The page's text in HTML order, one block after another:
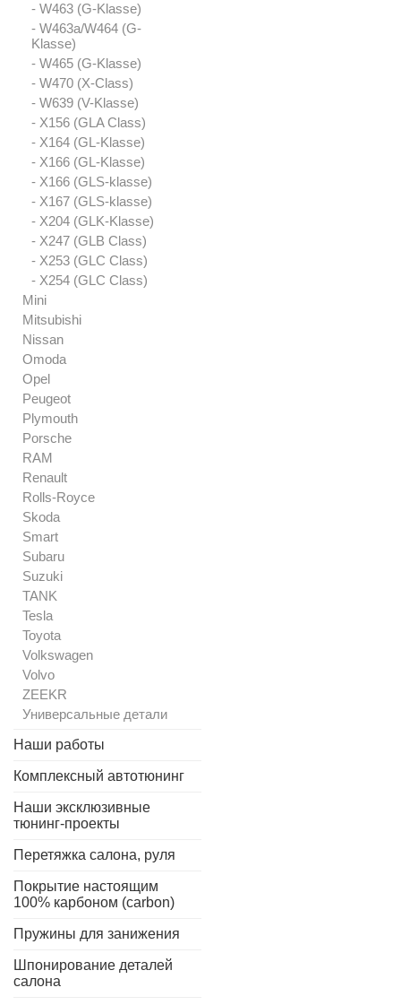
- W463 (G-Klasse)
- W463a/W464 (G-
Klasse)
- W465 (G-Klasse)
- W470 (X-Class)
- W639 (V-Klasse)
- X156 (GLA Class)
- X164 (GL-Klasse)
- X166 (GL-Klasse)
- X166 (GLS-klasse)
- X167 (GLS-klasse)
- X204 (GLK-Klasse)
- X247 (GLB Class)
- X253 (GLC Class)
- X254 (GLC Class)
Mini
Mitsubishi
Nissan
Omoda
Opel
Peugeot
Plymouth
Porsche
RAM
Renault
Rolls-Royce
Skoda
Smart
Subaru
Suzuki
TANK
Tesla
Toyota
Volkswagen
Volvo
ZEEKR
Универсальные детали
Наши работы
Комплексный автотюнинг
Наши эксклюзивные
тюнинг-проекты
Перетяжка салона, руля
Покрытие настоящим
100% карбоном (carbon)
Пружины для занижения
Шпонирование деталей
салона